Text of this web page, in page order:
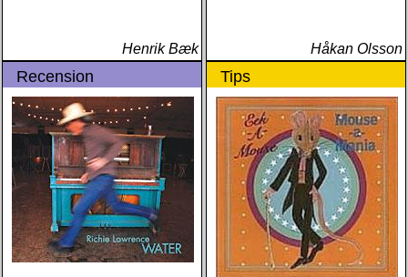
(reprise) ÅRETS GRAM &
EMMYLOU: sugarcane
jane : sugarcane jane
(admiral bean) ÅRETS FAB
FOUR: the beatles : mono
& stereo box (apple)
ÅRETS LIVE-DOKUMENT:
tom petty & the
heartbreakers : the live
anthology (reprise) ÅRETS
STUDIOÄSS: works
progress administration :
Henrik Bæk Håkan Olsson
Recension Tips